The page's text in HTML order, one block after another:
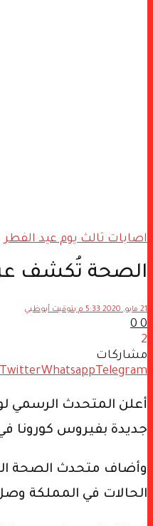
اصابات ثالث يوم عيد الفطر
الصحة تُكشف عن
21 مايو, 2020 5:33 م بتوقيت أبوظبي
0
0
2
مشاركات
TwitterWhatsappTelegram
جديدة بفيروس كورونا في
وأضاف متحدث الصحة
الحالات في المملكة وصل إلى 65077 حالة حتى الآن ، بينها 28686 حالة نشطة، منها 281 حالة حرجة